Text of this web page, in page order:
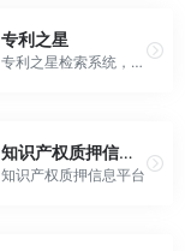
专利之星
专利之星检索系统，致力于让网民更便捷的获取专利信息。
知识产权质押信息平台
知识产权质押信息平台